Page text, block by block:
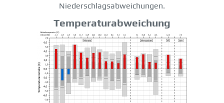
Niederschlagsabweichungen.
Temperaturabweichung